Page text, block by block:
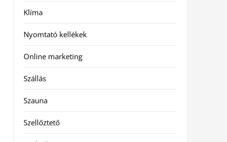
Klíma
Nyomtató kellékek
Online marketing
Szállás
Szauna
Szellőztető